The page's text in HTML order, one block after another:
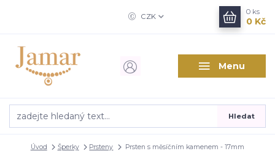
Menu
CZK
Hledat
0 ks
0 Kč
Úvod Šperky Prsteny Prsten s měsíčním kamenem - 17mm